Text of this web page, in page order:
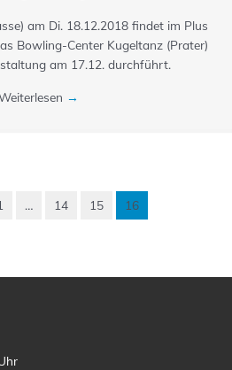
am Di. 18.12.2018 findet im Plus
Bowling-Center Kugeltanz (Prater)
am 17.12. durchführt.
→
… 14 15 16